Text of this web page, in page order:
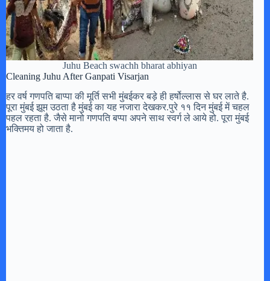
Juhu Beach swachh bharat abhiyan
Cleaning Juhu After Ganpati Visarjan
हर वर्ष गणपति बाप्पा की मूर्ति सभी मुंबईकर बड़े ही हर्षोल्लास से घर लाते है.
पूरा मुंबई झूम उठता है मुंबई का यह नजारा देखकर.पुरे ११ दिन मुंबई में चहल
पहल रहता है. जैसे मानो गणपति बप्पा अपने साथ स्वर्ग ले आये हो. पूरा मुंबई
भक्तिमय हो जाता है.